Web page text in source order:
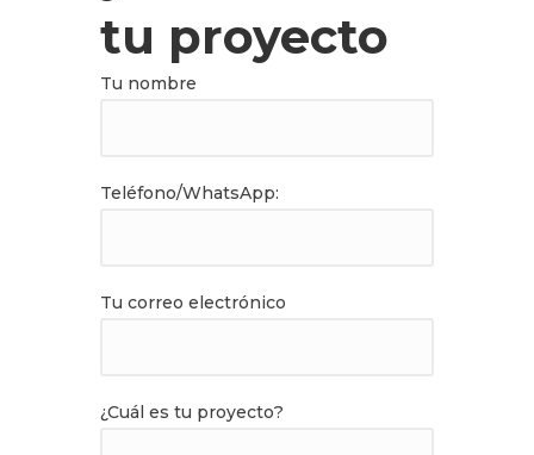
tu proyecto
Tu nombre
Teléfono/WhatsApp:
Tu correo electrónico
¿Cuál es tu proyecto?